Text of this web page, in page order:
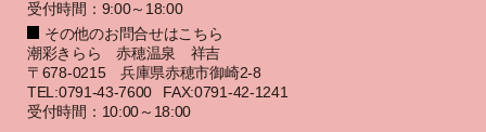
受付時間：9:00～18:00
その他のお問合せはこちら
潮彩きらら 赤穂温泉 祥吉
〒678-0215 兵庫県赤穂市御崎2-8
TEL:0791-43-7600
FAX:0791-42-1241
受付時間：10:00～18:00